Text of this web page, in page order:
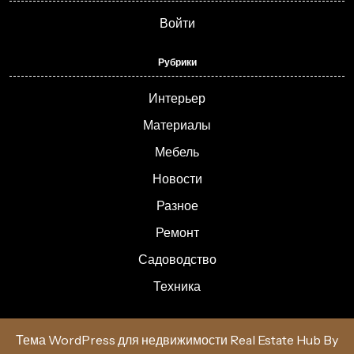
Войти
Рубрики
Интерьер
Материалы
Мебель
Новости
Разное
Ремонт
Садоводство
Техника
Тема WordPress для недвижимости Real Estate Hub By